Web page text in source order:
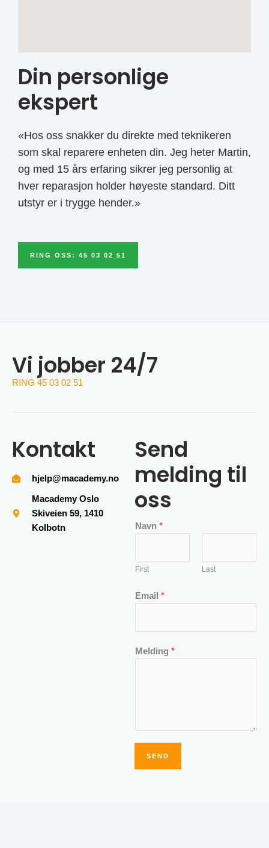
Din personlige
ekspert
«Hos oss snakker du direkte med teknikeren
som skal reparere enheten din. Jeg heter Martin,
og med 15 års erfaring sikrer jeg personlig at
hver reparasjon holder høyeste standard. Ditt
utstyr er i trygge hender.»
RING OSS: 45 03 02 51
Vi jobber 24/7
RING 45 03 02 51
Kontakt
hjelp@macademy.no
Macademy Oslo
Skiveien 59, 1410
Kolbotn
Send
melding til
oss
Navn *
First Last
Email *
Melding *
SEND